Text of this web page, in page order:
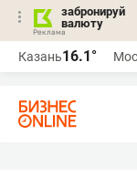
забронируй
валюту
Казань16.1°